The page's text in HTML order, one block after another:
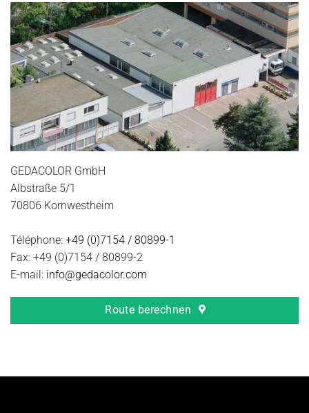
GEDACOLOR GmbH
Albstraße 5/1
70806 Kornwestheim
Téléphone: +49 (0)7154 / 80899-1
Fax: +49 (0)7154 / 80899-2
E-mail: info@gedacolor.com
Route berechnen